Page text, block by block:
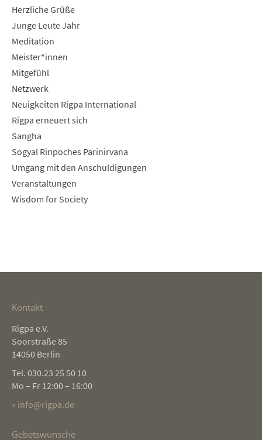
Herzliche Grüße
Junge Leute Jahr
Meditation
Meister*innen
Mitgefühl
Netzwerk
Neuigkeiten Rigpa International
Rigpa erneuert sich
Sangha
Sogyal Rinpoches Parinirvana
Umgang mit den Anschuldigungen
Veranstaltungen
Wisdom for Society
Kontakt
Rigpa e.V.
Soorstraße 85
14050 Berlin
Tel. 030.23 25 50 10
Mo – Fr 12:00 – 16:00
» info@rigpa.de
Gebetswünsche